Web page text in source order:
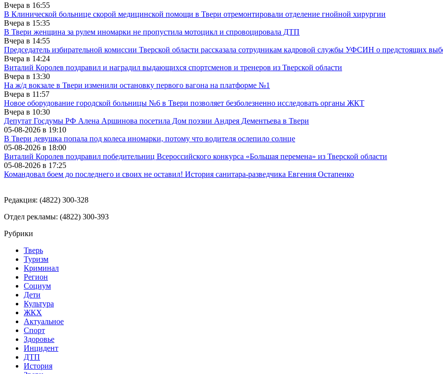
Вчера в 16:55
В Клинической больнице скорой медицинской помощи в Твери отремонтировали отделение гнойной хирургии
Вчера в 15:35
В Твери женщина за рулем иномарки не пропустила мотоцикл и спровоцировала ДТП
Вчера в 14:55
Председатель избирательной комиссии Тверской области рассказала сотрудникам кадровой службы УФСИН о предстоящих
Вчера в 14:24
Виталий Королев поздравил и наградил выдающихся спортсменов и тренеров из Тверской области
Вчера в 13:30
На ж/д вокзале в Твери изменили остановку первого вагона на платформе №1
Вчера в 11:57
Новое оборудование городской больницы №6 в Твери позволяет безболезненно исследовать органы ЖКТ
Вчера в 10:30
Депутат Госдумы РФ Алена Аршинова посетила Дом поэзии Андрея Дементьева в Твери
05-08-2026 в 19:10
В Твери девушка попала под колеса иномарки, потому что водителя ослепило солнце
05-08-2026 в 18:00
Виталий Королев поздравил победительниц Всероссийского конкурса «Большая перемена» из Тверской области
05-08-2026 в 17:25
Командовал боем до последнего и своих не оставил! История санитара-разведчика Евгения Остапенко
Редакция: (4822) 300-328
Отдел рекламы: (4822) 300-393
Рубрики
Тверь
Туризм
Криминал
Регион
Социум
Дети
Культура
ЖКХ
Актуальное
Спорт
Здоровье
Инцидент
ДТП
История